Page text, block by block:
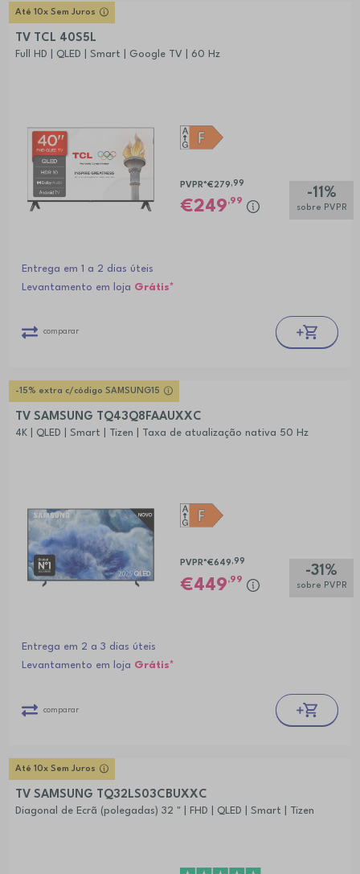
Até 10x Sem Juros
TV TCL 40S5L
Full HD | QLED | Smart | Google TV | 60 Hz
-11%
sobre PVPR
PVPR*€279 ,99
249,99
Entrega em 1 a 2 dias úteis
Levantamento em loja Grátis*
comparar
-15% extra c/código SAMSUNG15
TV SAMSUNG TQ43Q8FAAUXXC
4K | QLED | Smart | Tizen | Taxa de atualização nativa 50 Hz
-31%
sobre PVPR
PVPR*€649 ,99
449,99
Entrega em 2 a 3 dias úteis
Levantamento em loja Grátis*
comparar
Até 10x Sem Juros
TV SAMSUNG TQ32LS03CBUXXC
Diagonal de Ecrã (polegadas) 32 " | FHD | QLED | Smart | Tizen